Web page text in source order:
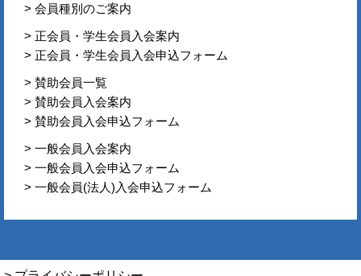
> 会員種別のご案内
> 正会員・学生会員入会案内
> 正会員・学生会員入会申込フォーム
> 賛助会員一覧
> 賛助会員入会案内
> 賛助会員入会申込フォーム
> 一般会員入会案内
> 一般会員入会申込フォーム
> 一般会員(法人)入会申込フォーム